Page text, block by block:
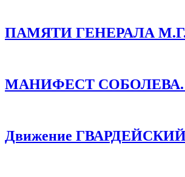
ПАМЯТИ ГЕНЕРАЛА
МАНИФЕСТ СОБОЛЕВА.
Движение ГВАРДЕЙСКИЙ